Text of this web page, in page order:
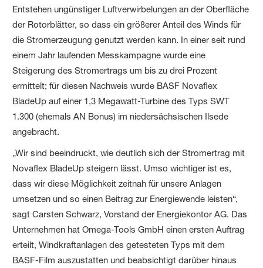
Entstehen ungünstiger Luftverwirbelungen an der Oberfläche
der Rotorblätter, so dass ein größerer Anteil des Winds für
die Stromerzeugung genutzt werden kann. In einer seit rund
einem Jahr laufenden Messkampagne wurde eine
Steigerung des Stromertrags um bis zu drei Prozent
ermittelt; für diesen Nachweis wurde BASF Novaflex
BladeUp auf einer 1,3 Megawatt-Turbine des Typs SWT
1.300 (ehemals AN Bonus) im niedersächsischen Ilsede
angebracht.
„Wir sind beeindruckt, wie deutlich sich der Stromertrag mit
Novaflex BladeUp steigern lässt. Umso wichtiger ist es,
dass wir diese Möglichkeit zeitnah für unsere Anlagen
umsetzen und so einen Beitrag zur Energiewende leisten“,
sagt Carsten Schwarz, Vorstand der Energiekontor AG. Das
Unternehmen hat Omega-Tools GmbH einen ersten Auftrag
erteilt, Windkraftanlagen des getesteten Typs mit dem
BASF-Film auszustatten und beabsichtigt darüber hinaus